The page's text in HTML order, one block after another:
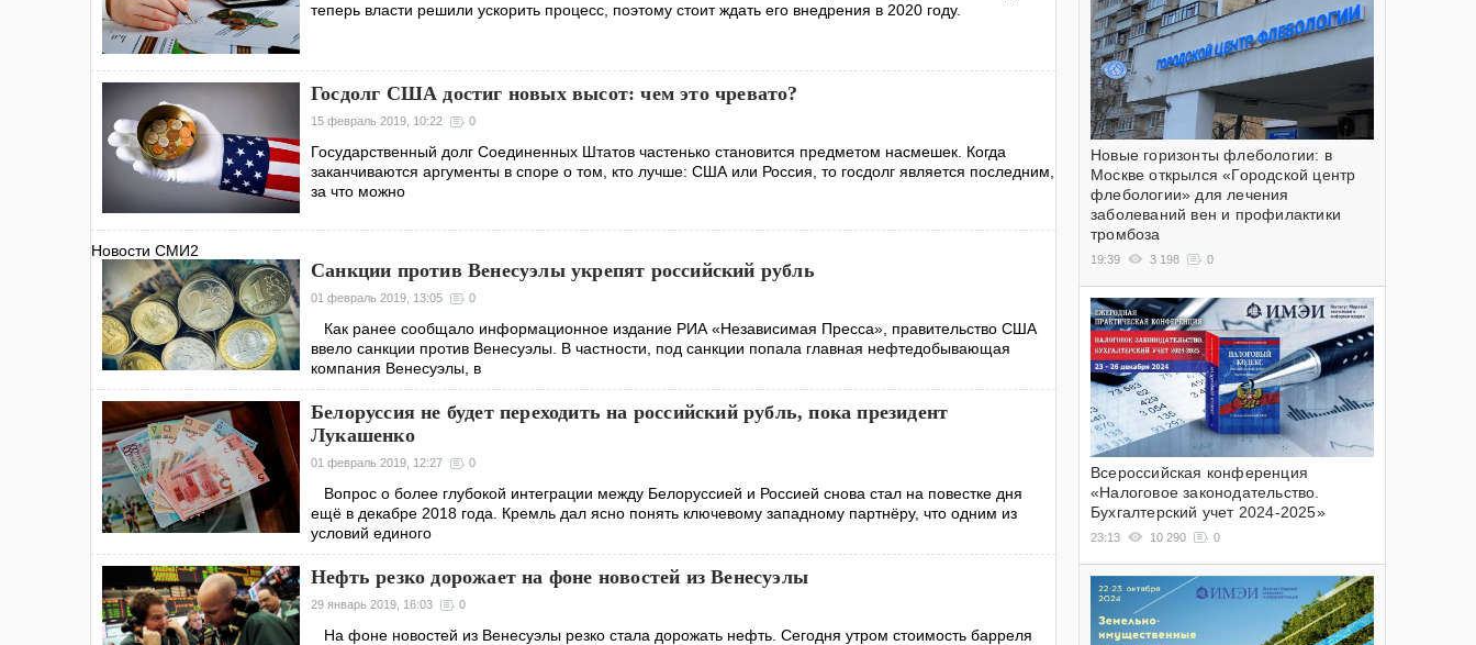
теперь власти решили ускорить процесс, поэтому стоит ждать его внедрения в 2020 году.
Госдолг США достиг новых высот: чем это чревато?
15 февраль 2019, 10:22 0
Государственный долг Соединенных Штатов частенько становится предметом насмешек. Когда
заканчиваются аргументы в споре о том, кто лучше: США или Россия, то госдолг является последним,
за что можно
Новости СМИ2
Санкции против Венесуэлы укрепят российский рубль
01 февраль 2019, 13:05 0
Как ранее сообщало информационное издание РИА «Независимая Пресса», правительство США
ввело санкции против Венесуэлы. В частности, под санкции попала главная нефтедобывающая
компания Венесуэлы, в
Белоруссия не будет переходить на российский рубль, пока президент
Лукашенко
01 февраль 2019, 12:27 0
Вопрос о более глубокой интеграции между Белоруссией и Россией снова стал на повестке дня
ещё в декабре 2018 года. Кремль дал ясно понять ключевому западному партнёру, что одним из
условий единого
Нефть резко дорожает на фоне новостей из Венесуэлы
29 январь 2019, 16:03 0
На фоне новостей из Венесуэлы резко стала дорожать нефть. Сегодня утром стоимость барреля
Новые горизонты флебологии: в
Москве открылся «Городской центр
флебологии» для лечения
заболеваний вен и профилактики
тромбоза
19:39 3 198 0
Всероссийская конференция
«Налоговое законодательство.
Бухгалтерский учет 2024-2025»
23:13 10 290 0